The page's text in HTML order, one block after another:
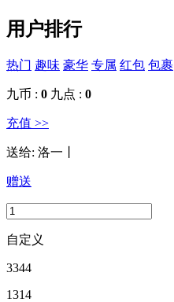
用户排行
热门 趣味 豪华 专属 红包 包裹
九币 : 0 九点 : 0
充值 >>
送给: 洛一丨
赠送
自定义
3344
1314